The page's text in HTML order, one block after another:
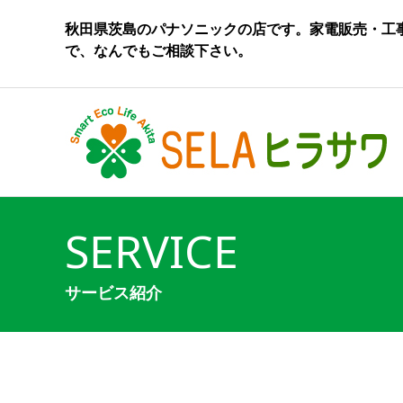
秋田県茨島のパナソニックの店です。家電販売・
で、なんでもご相談下さい。
SERVICE
サービス紹介